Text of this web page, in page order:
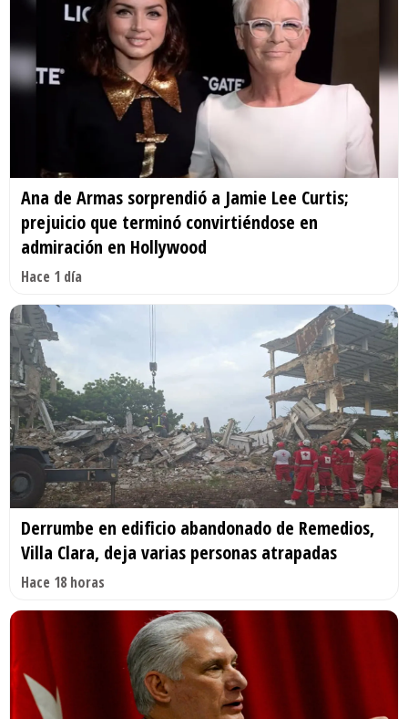
Ana de Armas sorprendió a Jamie Lee Curtis;
prejuicio que terminó convirtiéndose en
admiración en Hollywood
Hace 1 día
Derrumbe en edificio abandonado de Remedios,
Villa Clara, deja varias personas atrapadas
Hace 18 horas